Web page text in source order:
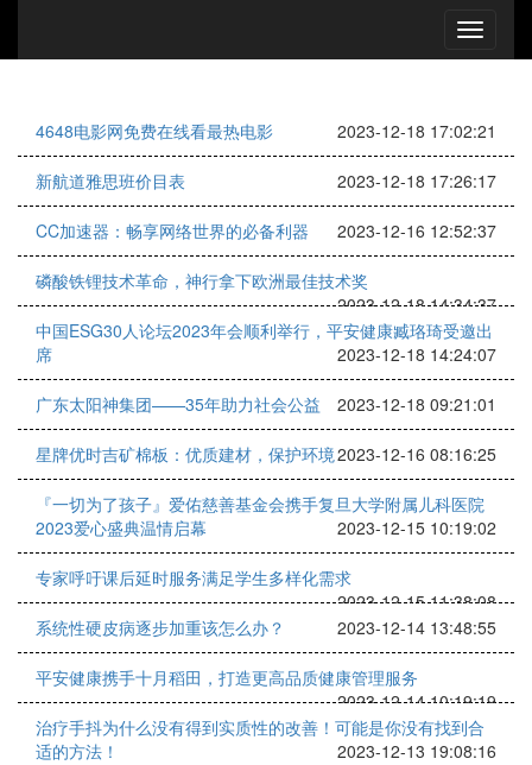
4648电影网免费在线看最热电影 2023-12-18 17:02:21
新航道雅思班价目表 2023-12-18 17:26:17
CC加速器：畅享网络世界的必备利器 2023-12-16 12:52:37
磷酸铁锂技术革命，神行拿下欧洲最佳技术奖
2023-12-18 14:34:37
中国ESG30人论坛2023年会顺利举行，平安健康臧珞琦受邀出
席
2023-12-18 14:24:07
广东太阳神集团——35年助力社会公益 2023-12-18 09:21:01
星牌优时吉矿棉板：优质建材，保护环境2023-12-16 08:16:25
『一切为了孩子』爱佑慈善基金会携手复旦大学附属儿科医院
2023爱心盛典温情启幕
2023-12-15 10:19:02
专家呼吁课后延时服务满足学生多样化需求
2023-12-15 11:38:08
系统性硬皮病逐步加重该怎么办？
2023-12-14 13:48:55
平安健康携手十月稻田，打造更高品质健康管理服务
2023-12-14 10:19:19
治疗手抖为什么没有得到实质性的改善！可能是你没有找到合
适的方法！
2023-12-13 19:08:16